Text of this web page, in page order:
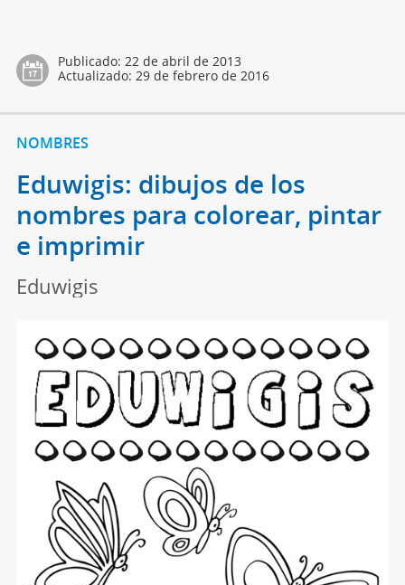
Publicado: 22 de abril de 2013
Actualizado: 29 de febrero de 2016
NOMBRES
Eduwigis: dibujos de los
nombres para colorear, pintar
e imprimir
Eduwigis